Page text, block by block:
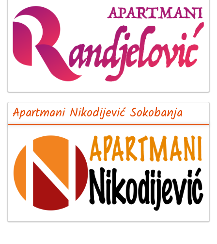
Apartmani Nikodijević Sokobanja